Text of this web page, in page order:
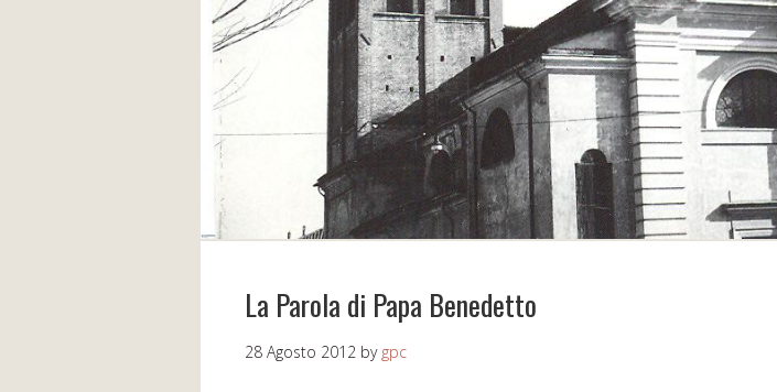
La Parola di Papa Benedetto
28 Agosto 2012 by gpc